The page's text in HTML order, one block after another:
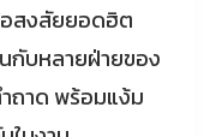
สงสัยยอดฮิต
นกับหลายฝ่ายของ
ถาด พร้อมแง้ม